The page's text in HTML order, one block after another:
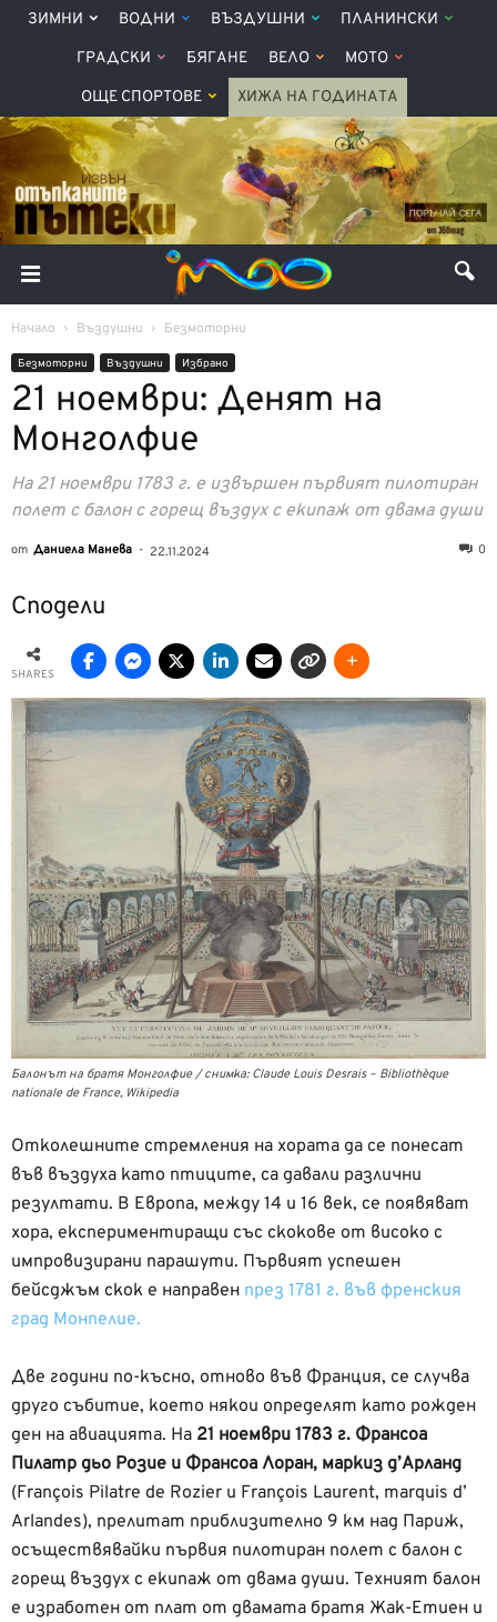
ЗИМНИ ВОДНИ ВЪЗДУШНИ ПЛАНИНСКИ
ГРАДСКИ БЯГАНЕ ВЕЛО МОТО
ОЩЕ СПОРТОВЕ ХИЖА НА ГОДИНАТА
Начало Въздушни Безмоторни
Безмоторни Въздушни Избрано
21 ноември: Денят на
Монголфие
На 21 ноември 1783 г. е извършен първият пилотиран
полет с балон с горещ въздух с екипаж от двама души
от Даниела Манева - 22.11.2024 0
Сподели
SHARES
Балонът на братя Монголфие / снимка: Claude Louis Desrais – Bibliothèque
nationale de France, Wikipedia
Отколешните стремления на хората да се понесат
във въздуха като птиците, са давали различни
резултати. В Европа, между 14 и 16 век, се появяват
хора, експериментиращи със скокове от високо с
импровизирани парашути. Първият успешен
бейсджъм скок е направен през 1781 г. във френския
град Монпелие.
Две години по-късно, отново във Франция, се случва
друго събитие, което някои определят като рожден
ден на авиацията. На 21 ноември 1783 г. Франсоа
Пилатр дьо Розие и Франсоа Лоран, маркиз д’Арланд
(François Pilatre de Rozier и François Laurent, marquis d’
Arlandes), прелитат приблизително 9 км над Париж,
осъществявайки първия пилотиран полет с балон с
горещ въздух с екипаж от двама души. Техният балон
е изработен от плат от двамата братя Жак-Етиен и